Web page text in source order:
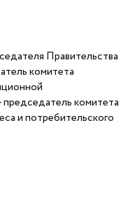
Правительства
комитета
комитета
и потребительского